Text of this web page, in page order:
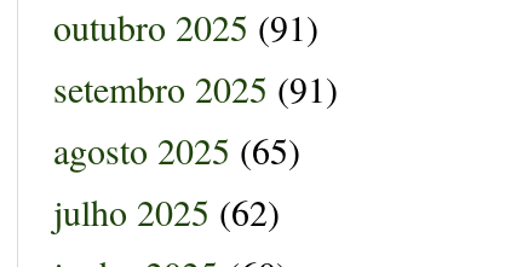
outubro 2025 (91)
setembro 2025 (91)
agosto 2025 (65)
julho 2025 (62)